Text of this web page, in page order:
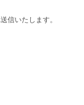
信いたします。